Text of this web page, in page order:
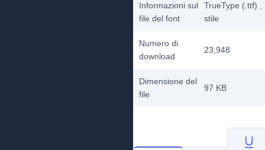
Informazioni sul
file del font
TrueType (.ttf)
stile
Numero di
download
23,948
Dimensione del
file
97 KB